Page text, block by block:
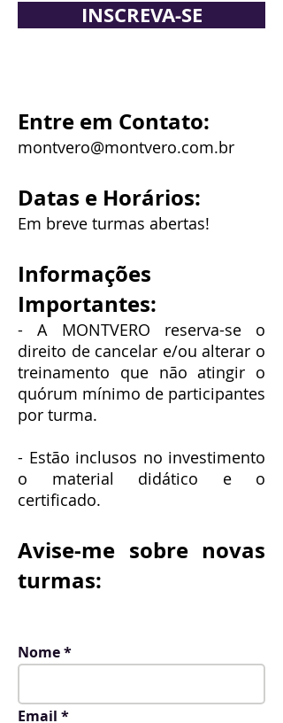
INSCREVA-SE
Entre em Contato:
montvero@montvero.com.br
Datas e Horários:
Em breve turmas abertas!
Informações
Importantes:
- A MONTVERO reserva-se o
direito de cancelar e/ou alterar o
treinamento que não atingir o
quórum mínimo de participantes
por turma.
- Estão inclusos no investimento
o material didático e o
certificado.
Avise-me sobre novas
turmas:
Nome
Email